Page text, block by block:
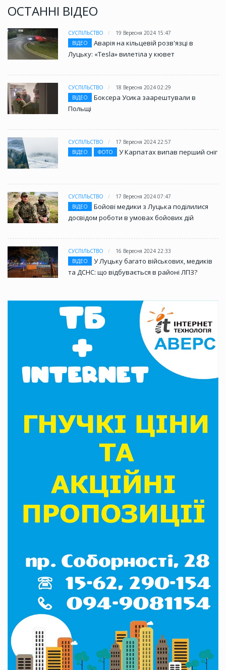
ОСТАННІ ВІДЕО
СУСПІЛЬСТВО
19 Вересня 2024 15:47
ВІДЕО
Аварія на кільцевій розв'язці в
Луцьку: «Tesla» вилетіла у кювет
СУСПІЛЬСТВО
18 Вересня 2024 02:29
ВІДЕО
Боксера Усика заарештували в
Польщі
СУСПІЛЬСТВО
17 Вересня 2024 22:57
ВІДЕО
ФОТО У Карпатах випав перший сніг
СУСПІЛЬСТВО
17 Вересня 2024 07:47
ВІДЕО
Бойові медики з Луцька поділилися
досвідом роботи в умовах бойових дій
СУСПІЛЬСТВО
16 Вересня 2024 22:33
ВІДЕО
У Луцьку багато військових, медиків
та ДСНС: що відбувається в районі ЛПЗ?